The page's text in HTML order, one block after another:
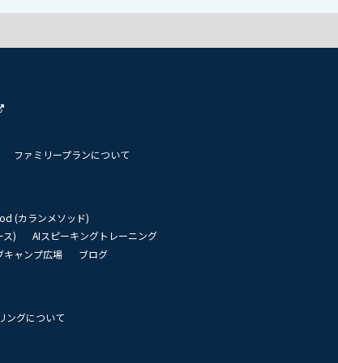
ファミリープランについて
(カランメソッド)
ス)
AIスピーキングトレーニング
キャンプ広場
ブログ
ングについて